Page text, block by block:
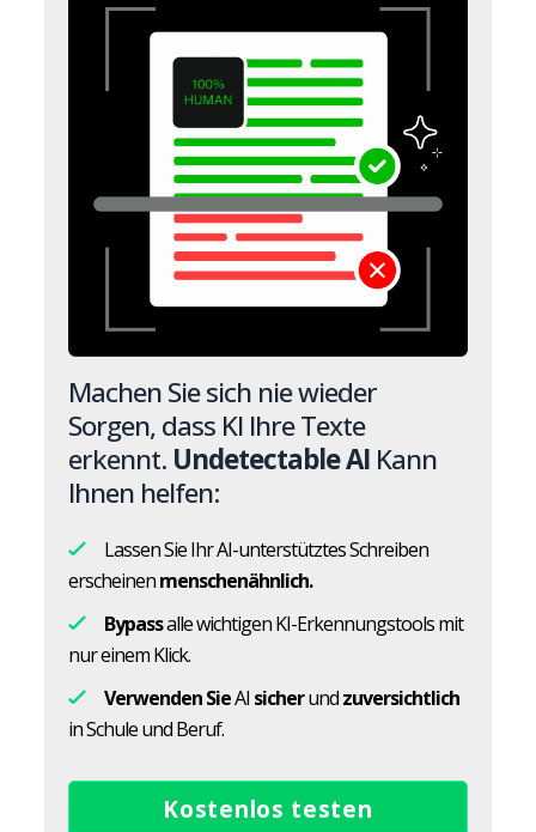
Machen Sie sich nie wieder
Sorgen, dass KI Ihre Texte
erkennt. Undetectable AI Kann
Ihnen helfen:
Lassen Sie Ihr AI-unterstütztes Schreiben
erscheinenmenschenähnlich.
Bypassalle wichtigen KI-Erkennungstools mit
nur einem Klick.
Verwenden SieAI sicherundzuversichtlich
in Schule und Beruf.
Kostenlos testen